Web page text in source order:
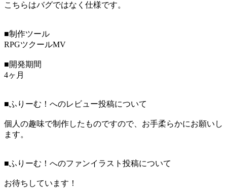
こちらはバグではなく仕様です。
■制作ツール
RPGツクールMV
■開発期間
4ヶ月
■ふりーむ！へのレビュー投稿について
個人の趣味で制作したものですので、お手柔らかにお願いし
ます。
■ふりーむ！へのファンイラスト投稿について
お待ちしています！